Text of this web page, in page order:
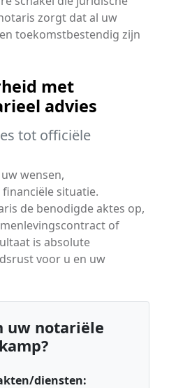
zorgt dat al uw
toekomstbestendig zijn
met
advies
tot officiële
wensen,
situatie.
de benodigde aktes op,
of
is absolute
voor u en uw
uw notariële
diensten: